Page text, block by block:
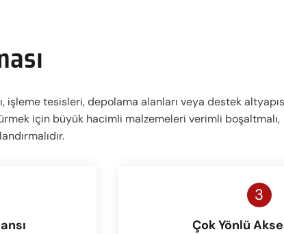
tesisleri, depolama alanları veya destek
için büyük hacimli malzemeleri verimli boşaltmalı,
3
Çok Yönlü